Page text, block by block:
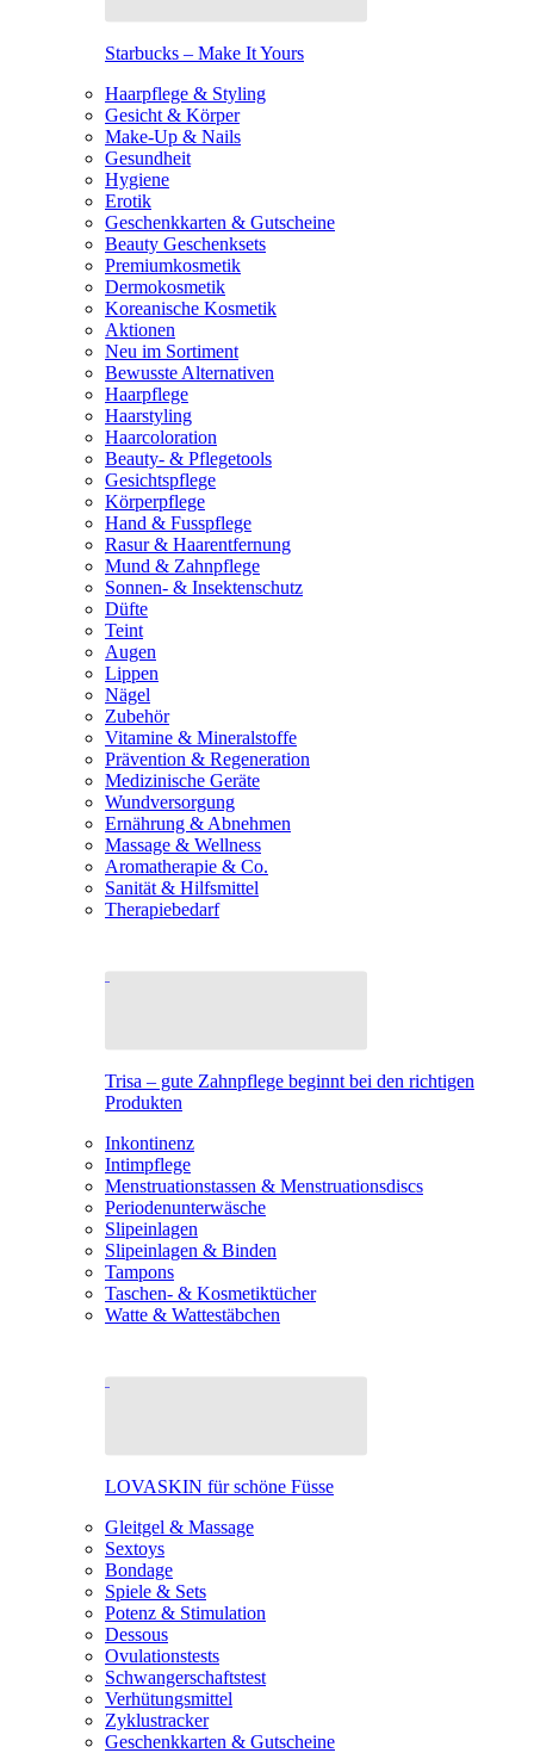
Starbucks – Make It Yours
Haarpflege & Styling
Gesicht & Körper
Make-Up & Nails
Gesundheit
Hygiene
Erotik
Geschenkkarten & Gutscheine
Beauty Geschenksets
Premiumkosmetik
Dermokosmetik
Koreanische Kosmetik
Aktionen
Neu im Sortiment
Bewusste Alternativen
Haarpflege
Haarstyling
Haarcoloration
Beauty- & Pflegetools
Gesichtspflege
Körperpflege
Hand & Fusspflege
Rasur & Haarentfernung
Mund & Zahnpflege
Sonnen- & Insektenschutz
Düfte
Teint
Augen
Lippen
Nägel
Zubehör
Vitamine & Mineralstoffe
Prävention & Regeneration
Medizinische Geräte
Wundversorgung
Ernährung & Abnehmen
Massage & Wellness
Aromatherapie & Co.
Sanität & Hilfsmittel
Therapiebedarf
Trisa – gute Zahnpflege beginnt bei den richtigen
Produkten
Inkontinenz
Intimpflege
Menstruationstassen & Menstruationsdiscs
Periodenunterwäsche
Slipeinlagen
Slipeinlagen & Binden
Tampons
Taschen- & Kosmetiktücher
Watte & Wattestäbchen
LOVASKIN für schöne Füsse
Gleitgel & Massage
Sextoys
Bondage
Spiele & Sets
Potenz & Stimulation
Dessous
Ovulationstests
Schwangerschaftstest
Verhütungsmittel
Zyklustracker
Geschenkkarten & Gutscheine